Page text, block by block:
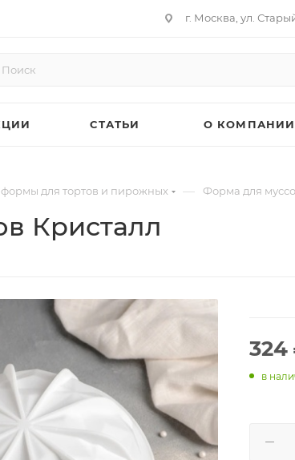
г. Москва, ул.
СТАТЬИ О КОМПАНИИ
для тортов и пирожных — Форма для
Кристалл
324
в